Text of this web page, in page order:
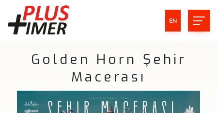
EN
Golden Horn Şehir
Macerası